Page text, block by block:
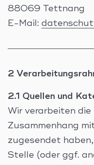
88069 Tettnang
E-Mail:
2
2.1 Quellen und
Wir verarbeiten die
Zusammenhang
zugesendet
Stelle (oder ggf.